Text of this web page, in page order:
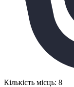
Кількість місць: 8